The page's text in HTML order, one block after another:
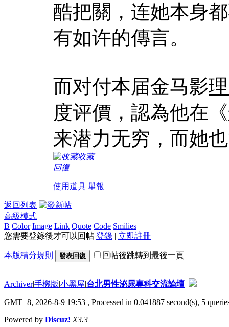
酷把關，连她本身
有如许的傳言。
而对付本届金马影
度评價，認為他在
来潜力无穷，而她
收藏
回復
使用道具 舉報
返回列表
高級模式
B Color Image Link Quote Code Smilies
您需要登錄後才可以回帖 登錄 | 立即註冊
本版積分規則 發表回復 回帖後跳轉到最後一頁
Archiver|手機版|小黑屋|台北男性泌尿專科交流論壇
GMT+8, 2026-8-9 19:53 , Processed in 0.041887 second(s), 5
Powered by Discuz! X3.3